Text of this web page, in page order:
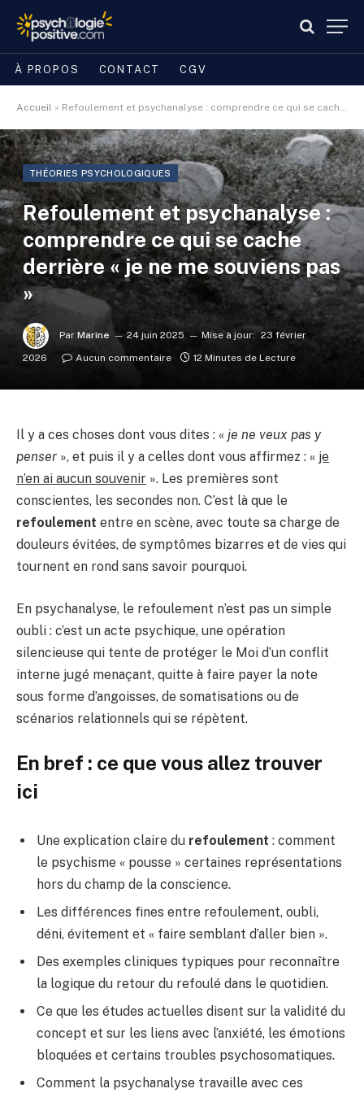
À PROPOS CONTACT CGV
Accueil » Refoulement et psychanalyse : comprendre ce qui se cache derrière « je ne me souviens pas »
THÉORIES PSYCHOLOGIQUES
Refoulement et psychanalyse :
comprendre ce qui se cache
derrière « je ne me souviens pas
»
Par Marine 24 juin 2025 Mise à jour: 23 février
2026
Aucun commentaire 12 Minutes de Lecture
Il y a ces choses dont vous dites : « je ne veux pas y
penser », et puis il y a celles dont vous affirmez : « je
n’en ai aucun souvenir ». Les premières sont
conscientes, les secondes non. C’est là que le
refoulement entre en scène, avec toute sa charge de
douleurs évitées, de symptômes bizarres et de vies qui
tournent en rond sans savoir pourquoi.
En psychanalyse, le refoulement n’est pas un simple
oubli : c’est un acte psychique, une opération
silencieuse qui tente de protéger le Moi d’un conflit
interne jugé menaçant, quitte à faire payer la note
sous forme d’angoisses, de somatisations ou de
scénarios relationnels qui se répètent.
En bref : ce que vous allez trouver
ici
Une explication claire du refoulement : comment
le psychisme « pousse » certaines représentations
hors du champ de la conscience.
Les différences fines entre refoulement, oubli,
déni, évitement et « faire semblant d’aller bien ».
Des exemples cliniques typiques pour reconnaître
la logique du retour du refoulé dans le quotidien.
Ce que les études actuelles disent sur la validité du
concept et sur les liens avec l’anxiété, les émotions
bloquées et certains troubles psychosomatiques.
Comment la psychanalyse travaille avec ces